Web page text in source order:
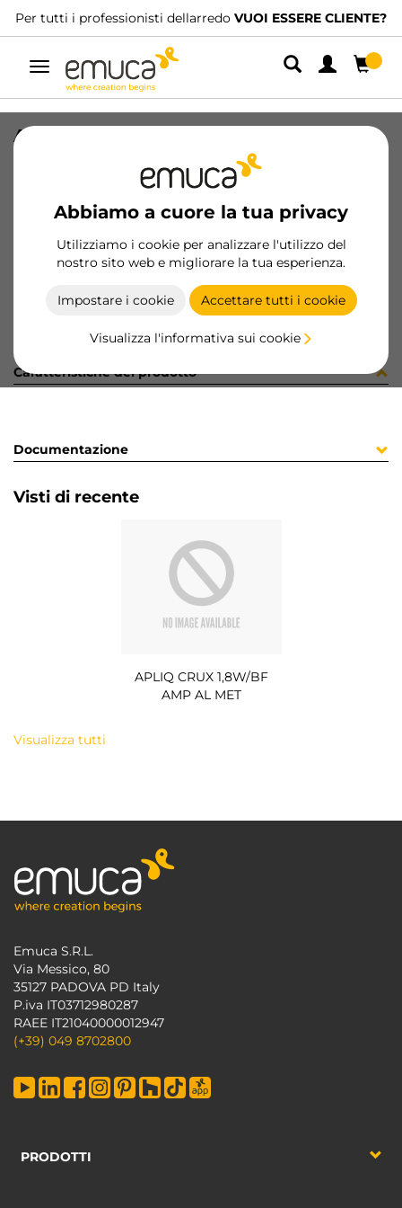
Per tutti i professionisti dellarredo VUOI ESSERE CLIENTE?
Navigazione
Abbiamo a cuore la tua privacy
Utilizziamo i cookie per analizzare l'utilizzo del
nostro sito web e migliorare la tua esperienza.
Impostare i cookie Accettare tutti i cookie
Visualizza l'informativa sui cookie
APLIQ CRUX 1,8W/BF AMP AL MET
8432393112930
Scheda prodotto
Caratteristiche del prodotto
Documentazione
Visti di recente
APLIQ CRUX 1,8W/BF
AMP AL MET
Visualizza tutti
Emuca S.R.L.
Via Messico, 80
35127 PADOVA PD Italy
P.iva IT03712980287
RAEE IT21040000012947
(+39) 049 8702800
PRODOTTI